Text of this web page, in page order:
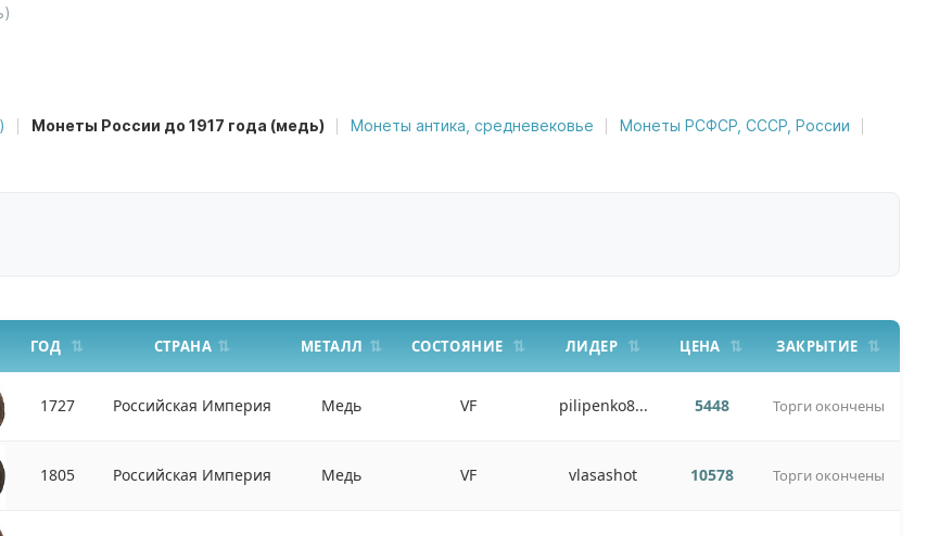
Монеты России до 1917 года (медь) Монеты антика, средневековье
Монеты РСФСР, СССР, России
ГОД СТРАНА МЕТАЛЛ СОСТОЯНИЕ ЛИДЕР ЦЕНА ЗАКРЫТИЕ
1727 Российская Империя Медь VF pilipenko8... 5448 Торги окончены
1805 Российская Империя Медь VF vlasashot 10578 Торги окончены